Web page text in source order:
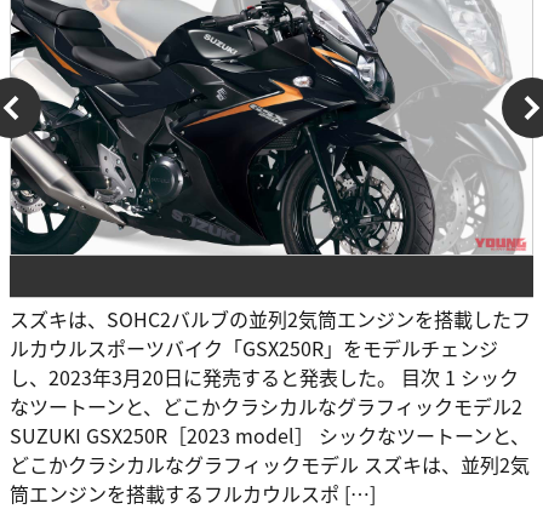
スズキは、SOHC2バルブの並列2気筒エンジンを搭載したフ
ルカウルスポーツバイク「GSX250R」をモデルチェンジ
し、2023年3月20日に発売すると発表した。 目次 1 シック
なツートーンと、どこかクラシカルなグラフィックモデル2
SUZUKI GSX250R［2023 model］ シックなツートーンと、
どこかクラシカルなグラフィックモデル スズキは、並列2気
筒エンジンを搭載するフルカウルスポ […]